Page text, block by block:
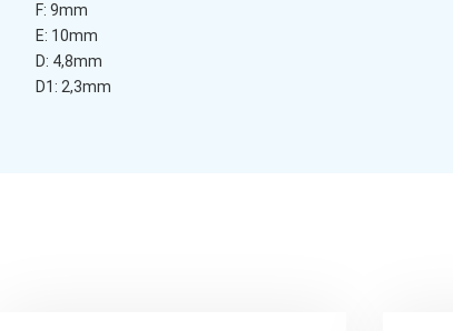
F: 9mm
E: 10mm
D: 4,8mm
D1: 2,3mm